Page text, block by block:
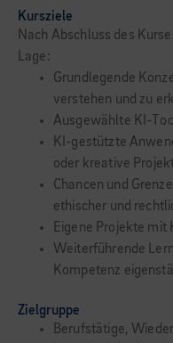
Kursziele
Nach Abschluss des
Lage:
Grundlegende
verstehen und zu
Ausgewählte KI-
KI-gestützte
oder kreative
Chancen und
ethischer und
Eigene Projekte mit
Weiterführende
Kompetenz
Zielgruppe
Berufstätige,